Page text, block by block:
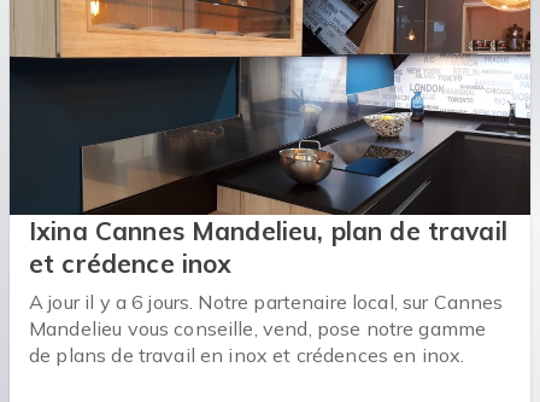
Ixina Cannes Mandelieu, plan de travail
et crédence inox
A jour il y a 6 jours. Notre partenaire local, sur Cannes
Mandelieu vous conseille, vend, pose notre gamme
de plans de travail en inox et crédences en inox.